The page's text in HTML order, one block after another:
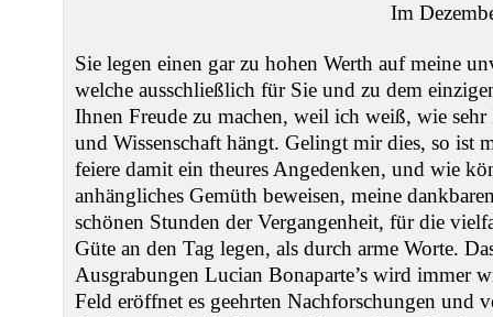
Im
Sie legen einen gar zu hohen Werth auf meine
welche ausschließlich für Sie und zu dem
Ihnen Freude zu machen, weil ich weiß, wie
und Wissenschaft hängt. Gelingt mir dies, so ist
feiere damit ein theures Angedenken, und wie
anhängliches Gemüth beweisen, meine
schönen Stunden der Vergangenheit, für die
Güte an den Tag legen, als durch arme Worte.
Ausgrabungen Lucian Bonaparte’s wird immer
Feld eröffnet es geehrten Nachforschungen und